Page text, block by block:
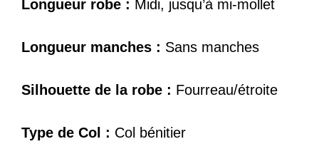
Longueur robe : Midi, jusqu’à mi-mollet
Longueur manches : Sans manches
Silhouette de la robe : Fourreau/étroite
Type de Col : Col bénitier